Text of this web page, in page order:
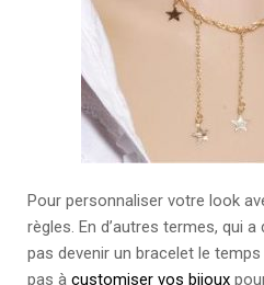
Pour personnaliser votre look
règles. En d’autres termes, qui
pas devenir un bracelet le temps
pas à customiser vos bijoux